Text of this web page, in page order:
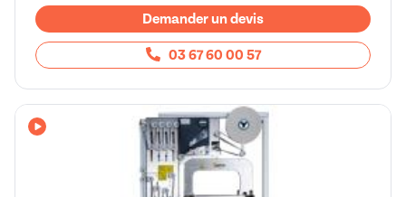
Demander un devis
03 67 60 00 57
Avec vidéo